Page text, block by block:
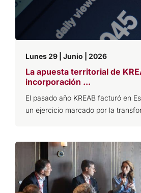
Lunes 29 | Junio | 2026
La apuesta territorial de
incorporación ...
El pasado año KREAB facturó en
un ejercicio marcado por la